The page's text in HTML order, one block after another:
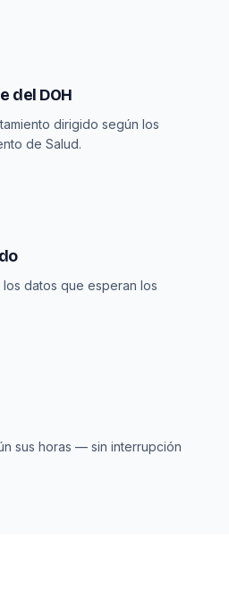
del DOH
dirigido según los
de Salud.
datos que esperan los
sus horas — sin interrupción